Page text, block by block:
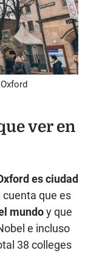
ver en
es ciudad
cuenta que es
mundoy que
e incluso
38 colleges